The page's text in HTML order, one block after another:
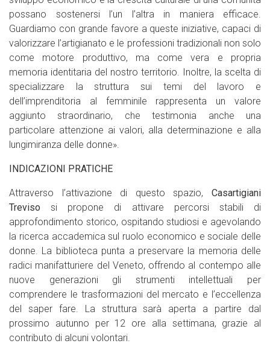
possano sostenersi l’un l’altra in maniera efficace.
Guardiamo con grande favore a queste iniziative, capaci di
valorizzare l’artigianato e le professioni tradizionali non solo
come motore produttivo, ma come vera e propria
memoria identitaria del nostro territorio. Inoltre, la scelta di
specializzare la struttura sui temi del lavoro e
dell’imprenditoria al femminile rappresenta un valore
aggiunto straordinario, che testimonia anche una
particolare attenzione ai valori, alla determinazione e alla
lungimiranza delle donne».
INDICAZIONI PRATICHE
Attraverso l’attivazione di questo spazio, Casartigiani
Trevisosi propone di attivare percorsi stabili di
approfondimento storico, ospitando studiosi e agevolando
la ricerca accademica sul ruolo economico e sociale delle
donne. La biblioteca punta a preservare la memoria delle
radici manifatturiere del Veneto, offrendo al contempo alle
nuove generazioni gli strumenti intellettuali per
comprendere le trasformazioni del mercato e l’eccellenza
del saper fare. La struttura sarà aperta a partire dal
prossimo autunno per 12 ore alla settimana, grazie al
contributo di alcuni volontari.